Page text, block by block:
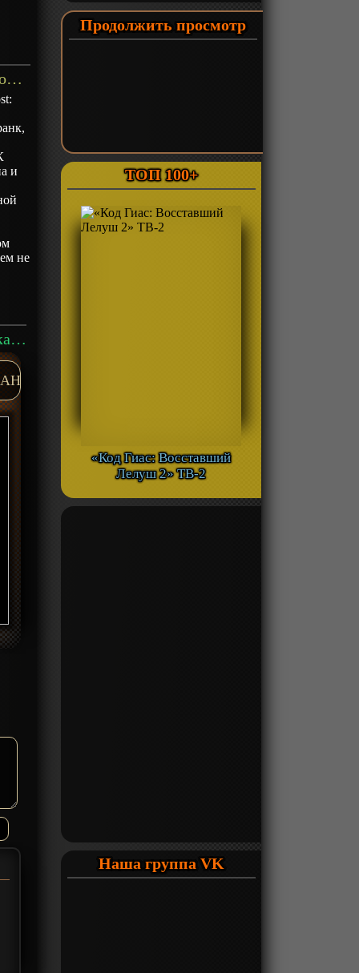
«Human Lost: Исповедь неполноценного человека» Фильм-1 - описание
и
не
Аниме «Human Lost: Исповедь неполноценного человека» Фильм-1 смотреть онлайн
AH
Продолжить просмотр
ТОП 100+
«Код Гиас: Восставший
Лелуш 2» ТВ-2
Наша группа VK